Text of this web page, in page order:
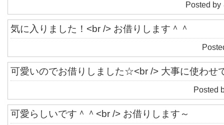
Posted by
気に入りました！<br /> お借りします＾＾
可愛いのでお借りしました☆<br /> 大事に使わせ
Posted
可愛らしいです＾＾<br /> お借りします～